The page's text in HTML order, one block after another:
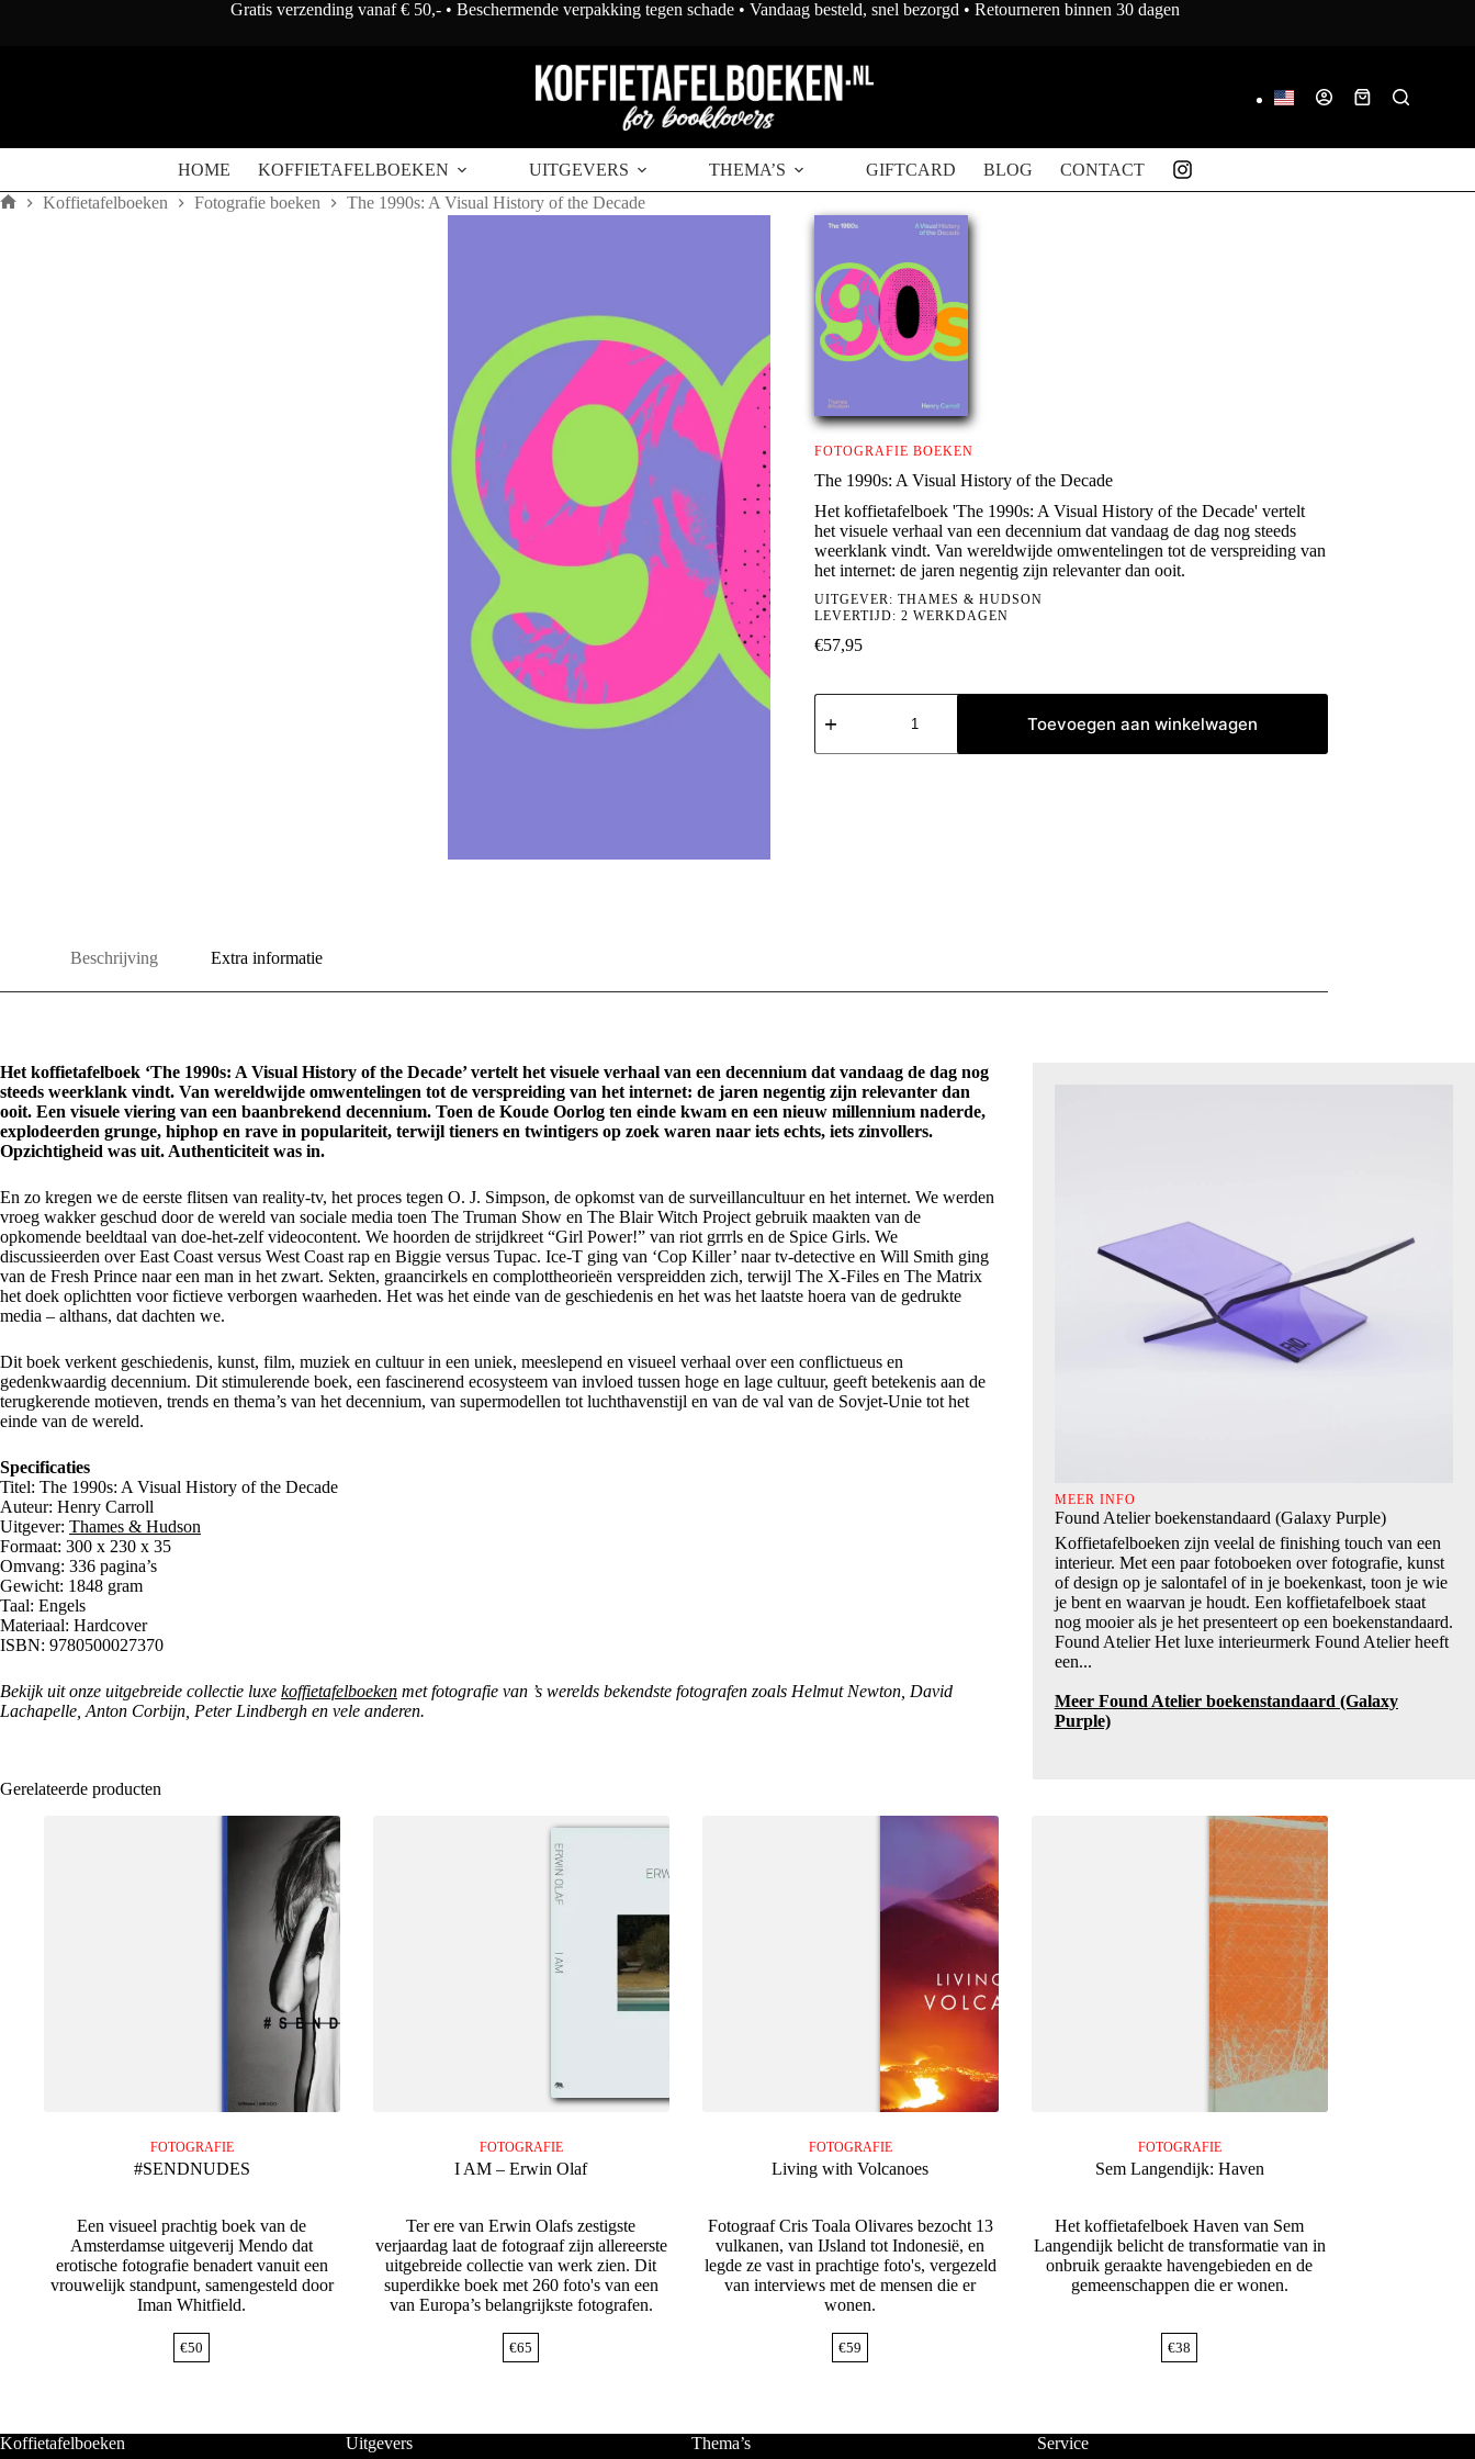
Visual
History
of
the
Toevoegen aan winkelwagen
Gratis verzending vanaf € 50,- • Beschermende verpakking tegen schade • Vandaag besteld, snel bezorgd • Retourneren binnen 30 dagen
Winkelwagen
HOME KOFFIETAFELBOEKEN UITGEVERS THEMA’S GIFTCARD BLOG CONTACT
Koffietafelboeken Fotografie boeken The 1990s: A Visual History of the Decade
FOTOGRAFIE BOEKEN
The 1990s: A Visual History of the Decade
Het koffietafelboek 'The 1990s: A Visual History of the Decade' vertelt
het visuele verhaal van een decennium dat vandaag de dag nog steeds
weerklank vindt. Van wereldwijde omwentelingen tot de verspreiding van
het internet: de jaren negentig zijn relevanter dan ooit.
UITGEVER: THAMES & HUDSON
LEVERTIJD: 2 WERKDAGEN
€57,95
The
1990s:
Visual
Toevoegen aan winkelwagen
Beschrijving Extra informatie
Het koffietafelboek ‘The 1990s: A Visual History of the Decade’ vertelt het visuele verhaal van een decennium dat vandaag de dag nog
steeds weerklank vindt. Van wereldwijde omwentelingen tot de verspreiding van het internet: de jaren negentig zijn relevanter dan
ooit. Een visuele viering van een baanbrekend decennium. Toen de Koude Oorlog ten einde kwam en een nieuw millennium naderde,
explodeerden grunge, hiphop en rave in populariteit, terwijl tieners en twintigers op zoek waren naar iets echts, iets zinvollers.
Opzichtigheid was uit. Authenticiteit was in.
En zo kregen we de eerste flitsen van reality-tv, het proces tegen O. J. Simpson, de opkomst van de surveillancultuur en het internet. We werden
vroeg wakker geschud door de wereld van sociale media toen The Truman Show en The Blair Witch Project gebruik maakten van de
opkomende beeldtaal van doe-het-zelf videocontent. We hoorden de strijdkreet “Girl Power!” van riot grrrls en de Spice Girls. We
discussieerden over East Coast versus West Coast rap en Biggie versus Tupac. Ice-T ging van ‘Cop Killer’ naar tv-detective en Will Smith ging
van de Fresh Prince naar een man in het zwart. Sekten, graancirkels en complottheorieën verspreidden zich, terwijl The X-Files en The Matrix
het doek oplichtten voor fictieve verborgen waarheden. Het was het einde van de geschiedenis en het was het laatste hoera van de gedrukte
media – althans, dat dachten we.
Dit boek verkent geschiedenis, kunst, film, muziek en cultuur in een uniek, meeslepend en visueel verhaal over een conflictueus en
gedenkwaardig decennium. Dit stimulerende boek, een fascinerend ecosysteem van invloed tussen hoge en lage cultuur, geeft betekenis aan de
terugkerende motieven, trends en thema’s van het decennium, van supermodellen tot luchthavenstijl en van de val van de Sovjet-Unie tot het
einde van de wereld.
Specificaties
Titel: The 1990s: A Visual History of the Decade
Auteur: Henry Carroll
Uitgever: Thames & Hudson
Formaat: 300 x 230 x 35
Omvang: 336 pagina’s
Gewicht: 1848 gram
Taal: Engels
Materiaal: Hardcover
ISBN: 9780500027370
Bekijk uit onze uitgebreide collectie luxe koffietafelboeken met fotografie van ’s werelds bekendste fotografen zoals Helmut Newton, David
Lachapelle, Anton Corbijn, Peter Lindbergh en vele anderen.
MEER INFO
Found Atelier boekenstandaard (Galaxy Purple)
Koffietafelboeken zijn veelal de finishing touch van een
interieur. Met een paar fotoboeken over fotografie, kunst
of design op je salontafel of in je boekenkast, toon je wie
je bent en waarvan je houdt. Een koffietafelboek staat
nog mooier als je het presenteert op een boekenstandaard.
Found Atelier Het luxe interieurmerk Found Atelier heeft
een...
Meer Found Atelier boekenstandaard (Galaxy
Purple)
Gerelateerde producten
FOTOGRAFIE
#SENDNUDES
Een visueel prachtig boek van de
Amsterdamse uitgeverij Mendo dat
erotische fotografie benadert vanuit een
vrouwelijk standpunt, samengesteld door
Iman Whitfield.
€50
FOTOGRAFIE
I AM – Erwin Olaf
Ter ere van Erwin Olafs zestigste
verjaardag laat de fotograaf zijn allereerste
uitgebreide collectie van werk zien. Dit
superdikke boek met 260 foto's van een
van Europa’s belangrijkste fotografen.
€65
FOTOGRAFIE
Living with Volcanoes
Fotograaf Cris Toala Olivares bezocht 13
vulkanen, van IJsland tot Indonesië, en
legde ze vast in prachtige foto's, vergezeld
van interviews met de mensen die er
wonen.
€59
FOTOGRAFIE
Sem Langendijk: Haven
Het koffietafelboek Haven van Sem
Langendijk belicht de transformatie van in
onbruik geraakte havengebieden en de
gemeenschappen die er wonen.
€38
Koffietafelboeken Uitgevers Thema’s Service